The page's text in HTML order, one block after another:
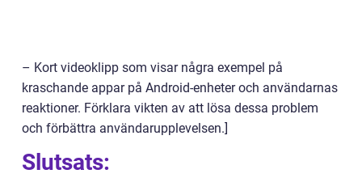
– Kort videoklipp som visar några exempel på
kraschande appar på Android-enheter och användarnas
reaktioner. Förklara vikten av att lösa dessa problem
och förbättra användarupplevelsen.]
Slutsats: